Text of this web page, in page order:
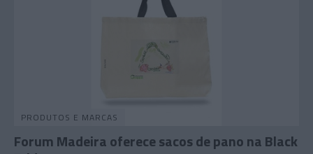
PRODUTOS E MARCAS
Forum Madeira oferece sacos de pano na Black